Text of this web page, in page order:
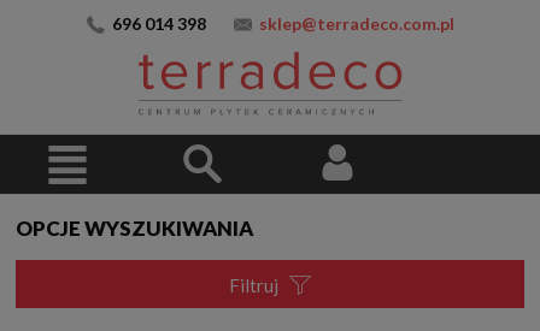
696 014 398 sklep@terradeco.com.pl
OPCJE WYSZUKIWANIA
Filtruj